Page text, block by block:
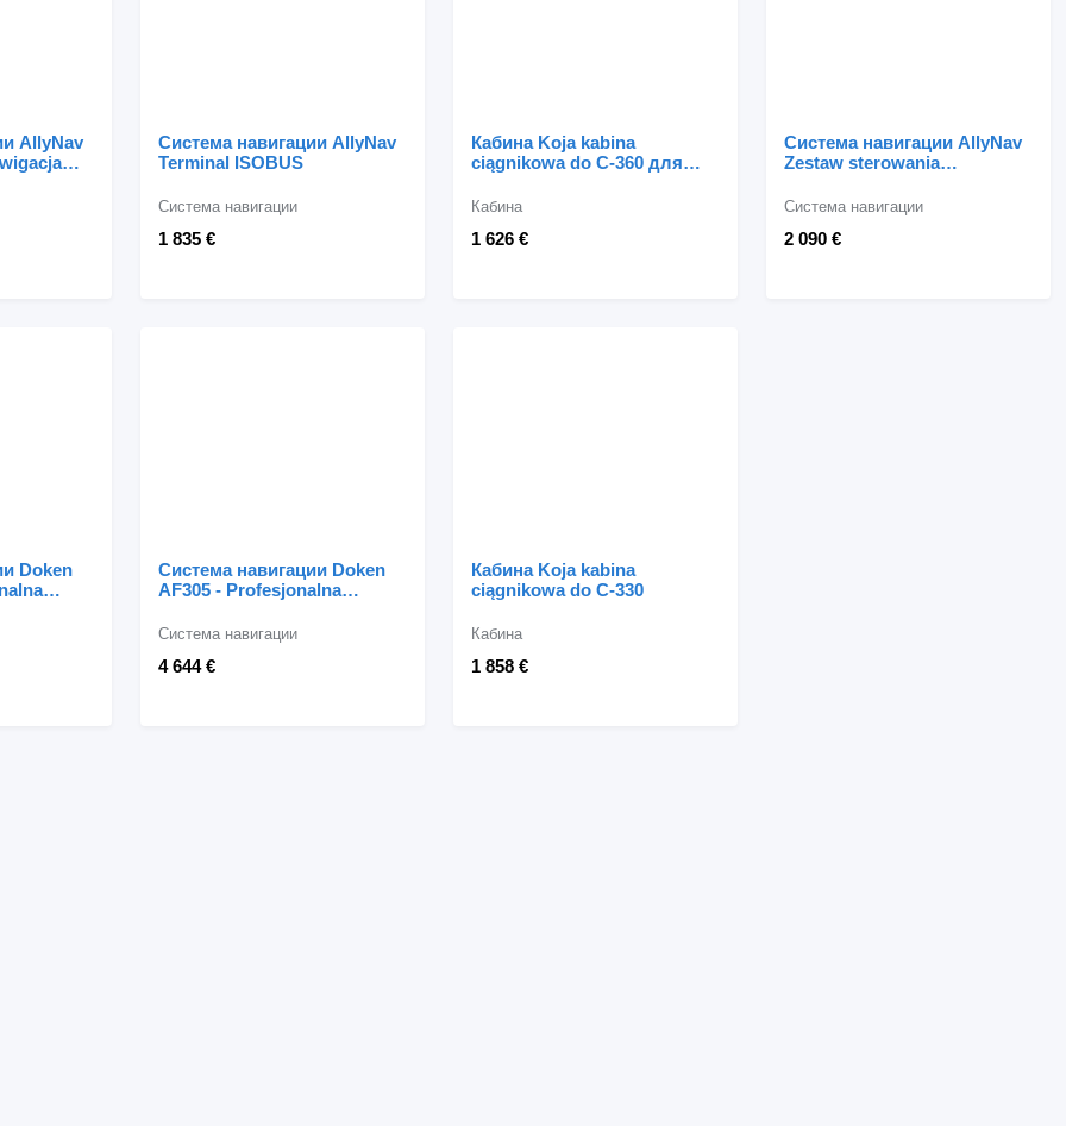
AllyNav
Система навигации AllyNav
Terminal ISOBUS
1 835 €
Система навигации
Кабина Koja kabina
ciągnikowa do C-360 для
C-360
1 626 €
Кабина
Система навигации AllyNav
Zestaw sterowania
2 090 €
Система навигации
Doken
Система навигации Doken
AF305 - Profesjonalna
cm для трактора колесного
4 644 €
Система навигации
Кабина Koja kabina
ciągnikowa do C-330
1 858 €
Кабина